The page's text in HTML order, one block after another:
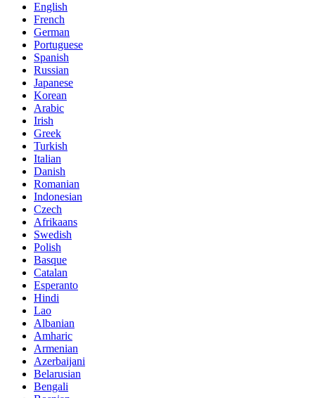
English
French
German
Portuguese
Spanish
Russian
Japanese
Korean
Arabic
Irish
Greek
Turkish
Italian
Danish
Romanian
Indonesian
Czech
Afrikaans
Swedish
Polish
Basque
Catalan
Esperanto
Hindi
Lao
Albanian
Amharic
Armenian
Azerbaijani
Belarusian
Bengali